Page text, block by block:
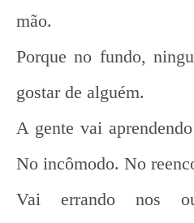
mão.
Porque no fundo,
gostar de alguém.
A gente vai
No incômodo. No
Vai errando nos